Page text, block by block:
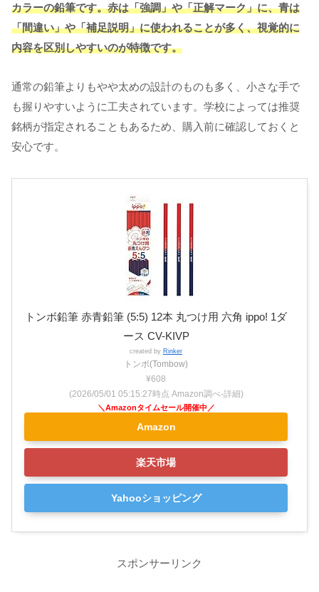
カラーの鉛筆です。赤は「強調」や「正解マーク」に、青は
「間違い」や「補足説明」に使われることが多く、視覚的に
内容を区別しやすいのが特徴です。
通常の鉛筆よりもやや太めの設計のものも多く、小さな手で
も握りやすいように工夫されています。学校によっては推奨
銘柄が指定されることもあるため、購入前に確認しておくと
安心です。
トンボ鉛筆 赤青鉛筆 (5:5) 12本 丸つけ用 六角 ippo! 1ダ
ース CV-KIVP
created by Rinker
トンボ(Tombow)
¥608
(2026/05/01 05:15:27時点 Amazon調べ-詳細)
Amazon
楽天市場
Yahooショッピング
スポンサーリンク